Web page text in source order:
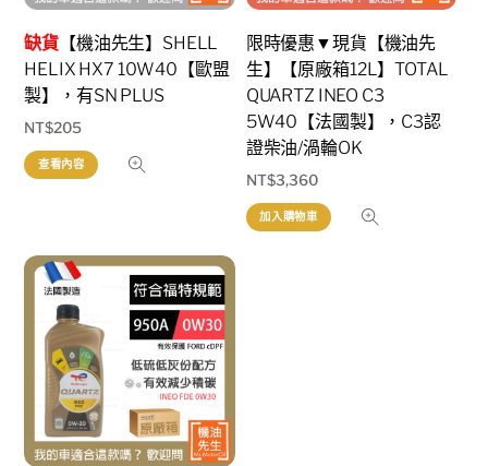
缺貨 【機油先生】SHELL
HELIX HX7 10W40【歐盟
製】，有SN PLUS
NT$205
查看內容
限時優惠▼現貨【機油先
生】【原廠箱12L】TOTAL
QUARTZ INEO C3
5W40【法國製】，C3認
證柴油/渦輪OK
NT$3,360
加入購物車